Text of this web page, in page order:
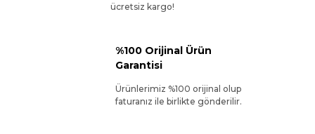
ücretsiz kargo!
%100 Orijinal Ürün
Garantisi
Ürünlerimiz %100 orijinal olup
faturanız ile birlikte gönderilir.